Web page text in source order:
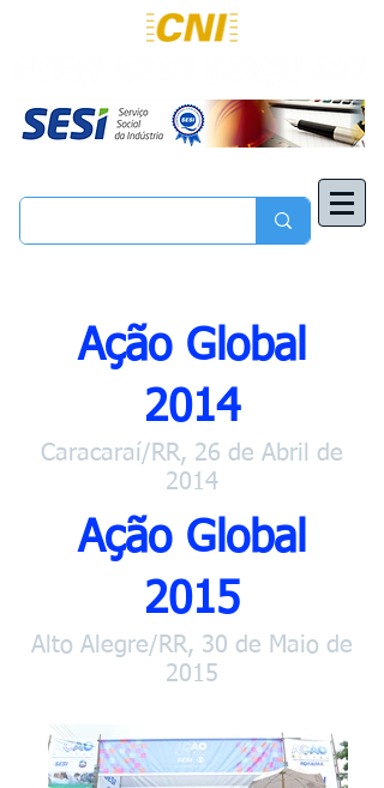
Ação Global
2014
Caracaraí/RR, 26 de Abril de
2014
Ação Global
2015
Alto Alegre/RR, 30 de Maio de
2015